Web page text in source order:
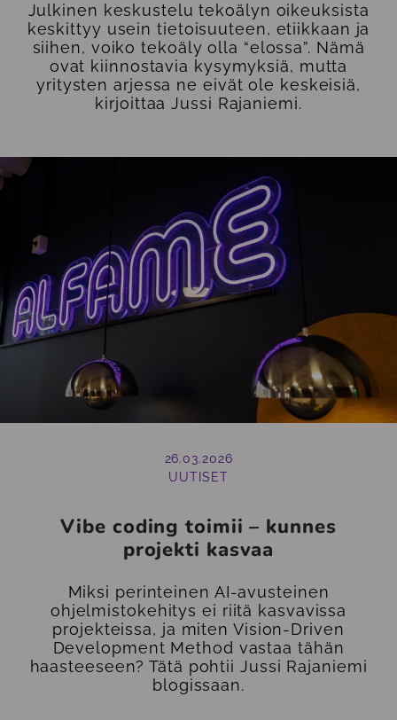
Julkinen keskustelu tekoälyn oikeuksista
keskittyy usein tietoisuuteen, etiikkaan ja
siihen, voiko tekoäly olla “elossa”. Nämä
ovat kiinnostavia kysymyksiä, mutta
yritysten arjessa ne eivät ole keskeisiä,
kirjoittaa Jussi Rajaniemi.
26.03.2026
UUTISET
Vibe coding toimii – kunnes
projekti kasvaa
Miksi perinteinen AI-avusteinen
ohjelmistokehitys ei riitä kasvavissa
projekteissa, ja miten Vision-Driven
Development Method vastaa tähän
haasteeseen? Tätä pohtii Jussi Rajaniemi
blogissaan.